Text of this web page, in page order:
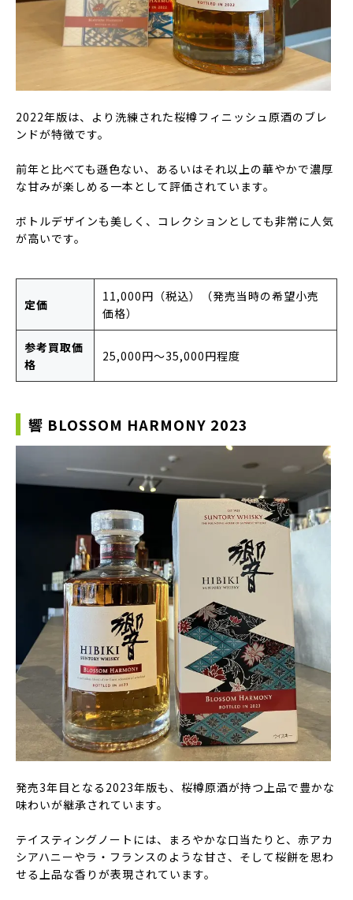
2022年版は、より洗練された桜樽フィニッシュ原酒のブレ
ンドが特徴です。
前年と比べても遜色ない、あるいはそれ以上の華やかで濃厚
な甘みが楽しめる一本として評価されています。
ボトルデザインも美しく、コレクションとしても非常に人気
が高いです。
定価
11,000円（税込）（発売当時の希望小売
価格）
参考買取価
格
25,000円〜35,000円程度
響 BLOSSOM HARMONY 2023
発売3年目となる2023年版も、桜樽原酒が持つ上品で豊かな
味わいが継承されています。
テイスティングノートには、まろやかな口当たりと、赤アカ
シアハニーやラ・フランスのような甘さ、そして桜餅を思わ
せる上品な香りが表現されています。